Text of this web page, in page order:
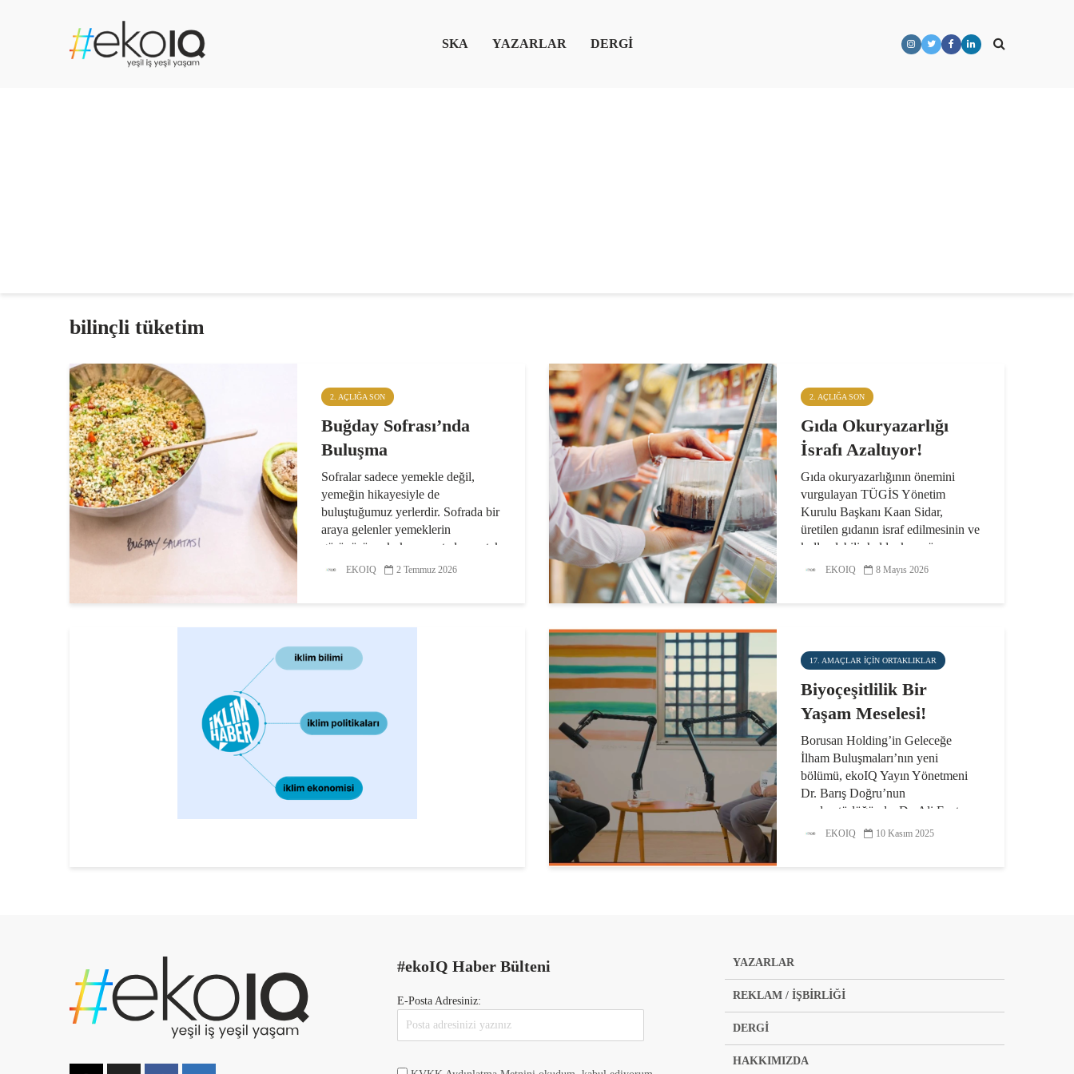
SKA YAZARLAR DERGİ
bilinçli tüketim
2. AÇLIĞA SON
Buğday Sofrası’nda
Buluşma
Sofralar sadece yemekle değil,
yemeğin hikayesiyle de
buluştuğumuz yerlerdir. Sofrada bir
araya gelenler yemeklerin
görünüşüne, kokusuna, tadına ortak
olmaktan fazlasını yaşar; her
EKOIQ 2 Temmuz 2026
2. AÇLIĞA SON
Gıda Okuryazarlığı
İsrafı Azaltıyor!
Gıda okuryazarlığının önemini
vurgulayan TÜGİS Yönetim
Kurulu Başkanı Kaan Sidar,
üretilen gıdanın israf edilmesinin ve
kullanılabilir haldeyken çöpe
gitmesinin ciddi bir kaynak kaybı
EKOIQ 8 Mayıs 2026
17. AMAÇLAR IÇIN ORTAKLIKLAR
Biyoçeşitlilik Bir
Yaşam Meselesi!
Borusan Holding’in Geleceğe
İlham Buluşmaları’nın yeni
bölümü, ekoIQ Yayın Yönetmeni
Dr. Barış Doğru’nun
moderatörlüğünde, Dr. Ali Fuat
Canbolat söyleşisiyle biyoçeşitliliğe
EKOIQ 10 Kasım 2025
#ekoIQ Haber Bülteni
E-Posta Adresiniz:
YAZARLAR
REKLAM / İŞBİRLİĞİ
DERGİ
HAKKIMIZDA